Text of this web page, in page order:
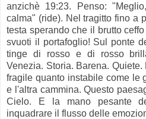
anzichè 19:23. Penso:
calma" (ride). Nel tragitto fino a
testa sperando che il brutto
svuoti il portafoglio! Sul ponte
tinge di rosso e di rosso
Venezia. Storia. Barena.
fragile quanto instabile come le
e l'altra cammina. Questo
Cielo. E la mano pesante
inquadrare il flusso delle